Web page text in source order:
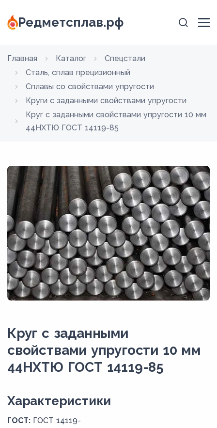
Редметсплав.рф
Главная Каталог
Спецстали
Сталь, сплав прецизионный
Сплавы со свойствами упругости
Круги с заданными свойствами упругости
Круг с заданными свойствами упругости 10 мм
44НХТЮ ГОСТ 14119-85
Круг с заданными
свойствами упругости 10 мм
44НХТЮ ГОСТ 14119-85
Xарактеристики
ГОСТ: ГОСТ 14119-